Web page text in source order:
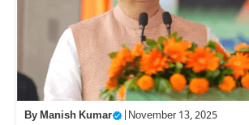
ByManish Kumar November 13, 2025